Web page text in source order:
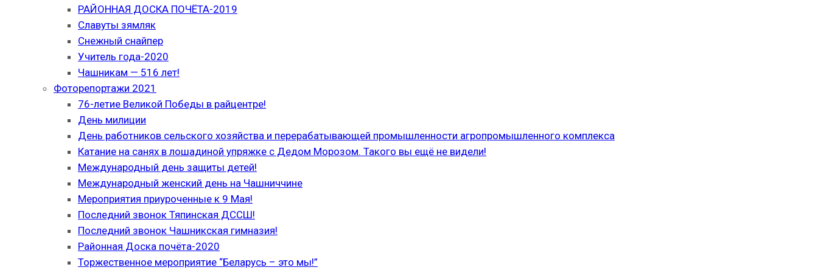
РАЙОННАЯ ДОСКА ПОЧЁТА-2019
Славуты зямляк
Снежный снайпер
Учитель года-2020
Чашникам — 516 лет!
Фоторепортажи 2021
76-летие Великой Победы в райцентре!
День милиции
День работников сельского хозяйства и перерабатывающей промышленности агропромышленного комплекса
Катание на санях в лошадиной упряжке с Дедом Морозом. Такого вы ещё не видели!
Международный день защиты детей!
Международный женский день на Чашниччине
Мероприятия приуроченные к 9 Мая!
Последний звонок Тяпинская ДССШ!
Последний звонок Чашникская гимназия!
Районная Доска почёта-2020
Торжественное мероприятие “Беларусь – это мы!”